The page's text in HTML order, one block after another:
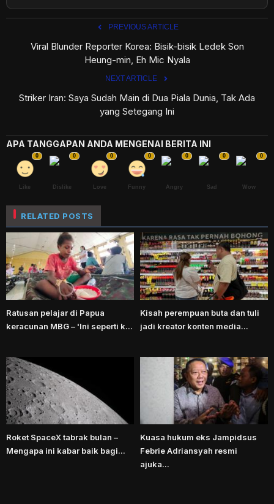
PREVIOUS ARTICLE
Viral Blunder Reporter Korea: Bisik-bisik Ledek Son
Heung-min, Eh Mic Nyala
NEXT ARTICLE
Striker Iran: Saya Sudah Main di Dua Piala Dunia, Tak Ada
yang Setegang Ini
APA TANGGAPAN ANDA MENGENAI BERITA INI
0
Like
0
Dislike
0
Love
0
Funny
0
Angry
0
Sad
0
Wow
RELATED POSTS
Ratusan pelajar di Papua
keracunan MBG – 'Ini seperti k...
Kisah perempuan buta dan tuli
jadi kreator konten media...
Roket SpaceX tabrak bulan –
Mengapa ini kabar baik bagi...
Kuasa hukum eks Jampidsus
Febrie Adriansyah resmi
ajuka...